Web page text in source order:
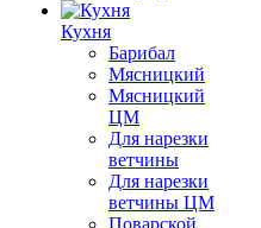
Кухня
Барибал
Мясницкий
Мясницкий
ЦМ
Для нарезки
ветчины
Для нарезки
ветчины ЦМ
Поварской